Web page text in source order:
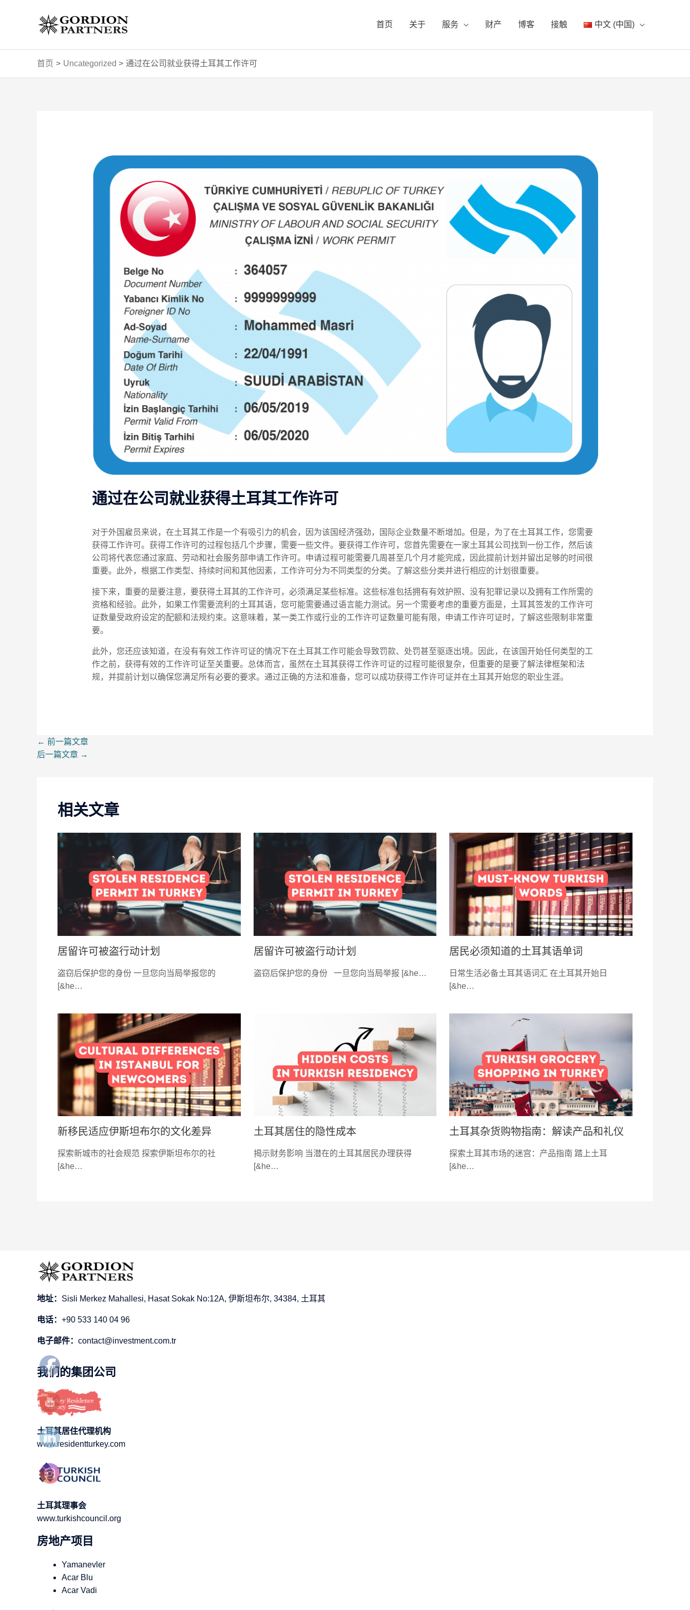
首页 关于 服务 财产 博客 接触 中文 (中国)
首页 Uncategorized 通过在公司就业获得土耳其工作许可
通过在公司就业获得土耳其工作许可
对于外国雇员来说，在土耳其工作是一个有吸引力的机会，因为该国经济强劲，国际企业数量不断增加。但是，为了在土耳其工作，您需要
获得工作许可。获得工作许可的过程包括几个步骤，需要一些文件。要获得工作许可，您首先需要在一家土耳其公司找到一份工作，然后该
公司将代表您通过家庭、劳动和社会服务部申请工作许可。申请过程可能需要几周甚至几个月才能完成，因此提前计划并留出足够的时间很
重要。此外，根据工作类型、持续时间和其他因素，工作许可分为不同类型的分类。了解这些分类并进行相应的计划很重要。
接下来，重要的是要注意，要获得土耳其的工作许可，必须满足某些标准。这些标准包括拥有有效护照、没有犯罪记录以及拥有工作所需的
资格和经验。此外，如果工作需要流利的土耳其语，您可能需要通过语言能力测试。另一个需要考虑的重要方面是，土耳其签发的工作许可
证数量受政府设定的配额和法规约束。这意味着，某一类工作或行业的工作许可证数量可能有限，申请工作许可证时，了解这些限制非常重
要。
此外，您还应该知道，在没有有效工作许可证的情况下在土耳其工作可能会导致罚款、处罚甚至驱逐出境。因此，在该国开始任何类型的工
作之前，获得有效的工作许可证至关重要。总体而言，虽然在土耳其获得工作许可证的过程可能很复杂，但重要的是要了解法律框架和法
规，并提前计划以确保您满足所有必要的要求。通过正确的方法和准备，您可以成功获得工作许可证并在土耳其开始您的职业生涯。
← 前一篇文章
后一篇文章 →
相关文章
居留许可被盗行动计划
盗窃后保护您的身份 一旦您向当局举报您的
[&he…
居留许可被盗行动计划
盗窃后保护您的身份 一旦您向当局举报 [&he…
居民必须知道的土耳其语单词
日常生活必备土耳其语词汇 在土耳其开始日
[&he…
新移民适应伊斯坦布尔的文化差异
探索新城市的社会规范 探索伊斯坦布尔的社
[&he…
土耳其居住的隐性成本
揭示财务影响 当潜在的土耳其居民办理获得
[&he…
土耳其杂货购物指南：解读产品和礼仪
探索土耳其市场的迷宫：产品指南 踏上土耳
[&he…
地址： Sisli Merkez Mahallesi, Hasat Sokak No:12A, 伊斯坦布尔, 34384, 土耳其
电话： +90 533 140 04 96
电子邮件： contact@investment.com.tr
我们的集团公司
土耳其居住代理机构
www.residentturkey.com
土耳其理事会
www.turkishcouncil.org
房地产项目
Yamanevler
Acar Blu
Acar Vadi